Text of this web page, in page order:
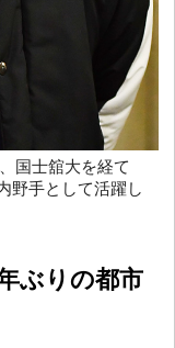
国士舘大を経て
野手として活躍し
ぶりの都市